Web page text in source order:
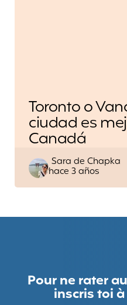
Toronto o
ciudad es
Canadá
Escrito
por
Sara de Chapka
hace 3 años
Pour ne rater
inscris toi